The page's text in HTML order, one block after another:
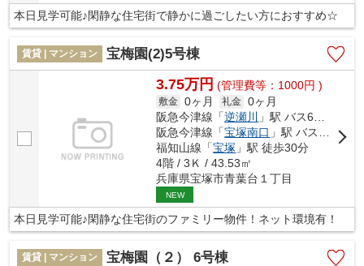
本日見学可能♪閑静な住宅街で静かに過ごしたい方におすすめ☆
賃貸 | マンション 宝梅園(2)5号棟
3.75万円 (管理費等：1000円 )
敷金 0ヶ月 礼金 0ヶ月
阪急今津線「逆瀬川
」駅 バス6分 「宝松苑」 停歩2分
阪急今津線「宝塚南口 」駅 バス12分 「宝松苑」 停歩3分
福知山線「宝塚 」駅 徒歩30分
4階 / 3Ｋ / 43.53㎡
兵庫県宝塚市青葉台１丁目
NEW
本日見学可能♪閑静な住宅街のファミリー物件！ネット環境有！
賃貸 | マンション 宝梅園（２） 6号棟